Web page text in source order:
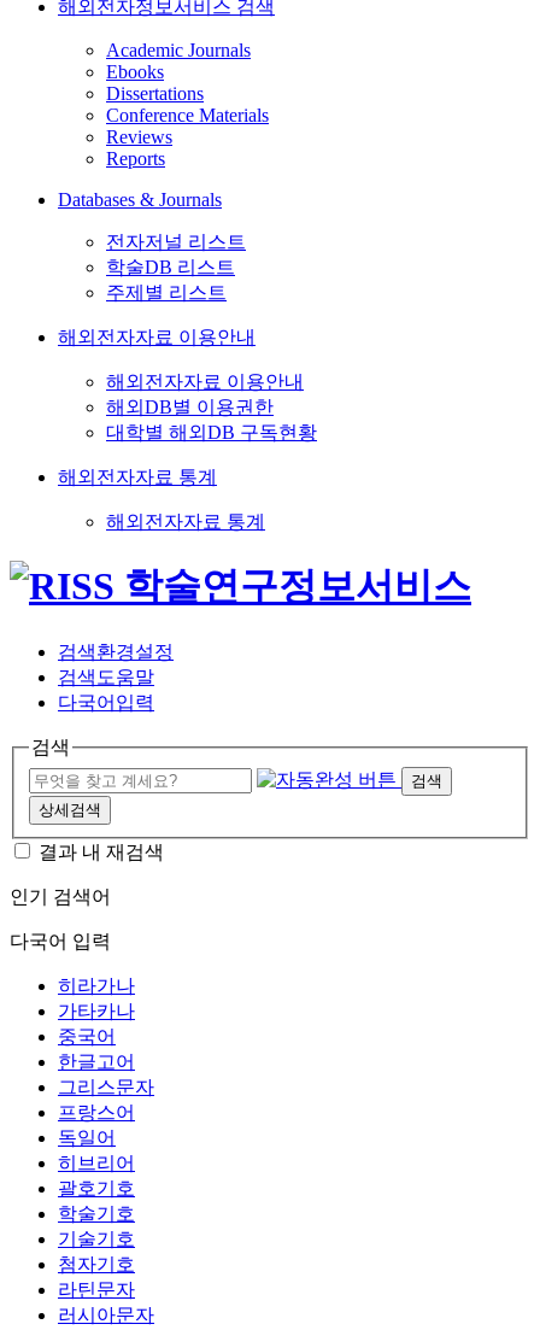
해외전자정보서비스 검색
Academic Journals
Ebooks
Dissertations
Conference Materials
Reviews
Reports
Databases & Journals
전자저널 리스트
학술DB 리스트
주제별 리스트
해외전자자료 이용안내
해외전자자료 이용안내
해외DB별 이용권한
대학별 해외DB 구독현황
해외전자자료 통계
해외전자자료 통계
검색환경설정
검색도움말
다국어입력
검색
검색
상세검색
결과 내 재검색
인기 검색어
다국어 입력
히라가나
가타카나
중국어
한글고어
그리스문자
프랑스어
독일어
히브리어
괄호기호
학술기호
기술기호
첨자기호
라틴문자
러시아문자